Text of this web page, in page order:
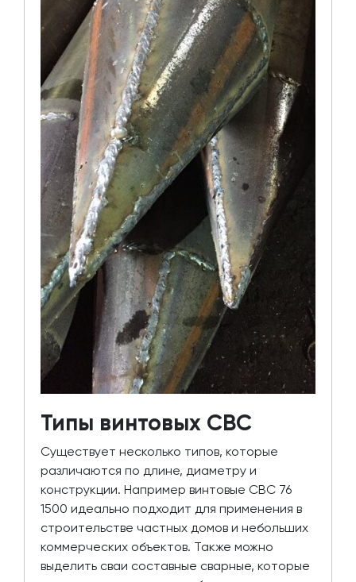
Типы винтовых СВС
Существует несколько типов, которые
различаются по длине, диаметру и
конструкции. Например винтовые СВС 76
1500 идеально подходит для применения в
строительстве частных домов и небольших
коммерческих объектов. Также можно
выделить сваи составные сварные, которые